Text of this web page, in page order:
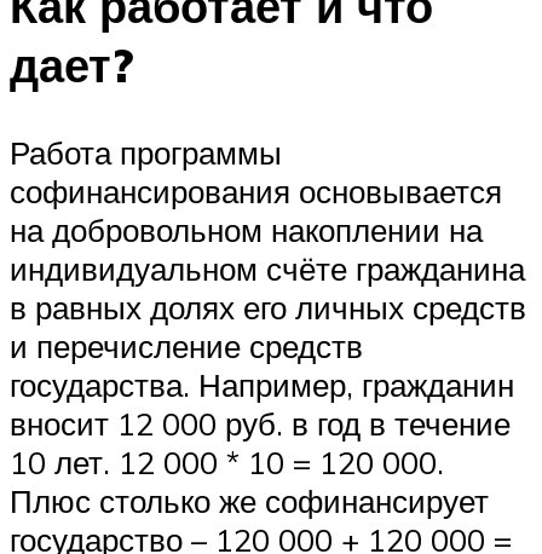
дает?
Работа программы
софинансирования основывается
на добровольном накоплении на
индивидуальном счёте гражданина
в равных долях его личных средств
и перечисление средств
государства. Например, гражданин
вносит 12 000 руб. в год в течение
10 лет. 12 000 * 10 = 120 000.
Плюс столько же софинансирует
государство – 120 000 + 120 000 =